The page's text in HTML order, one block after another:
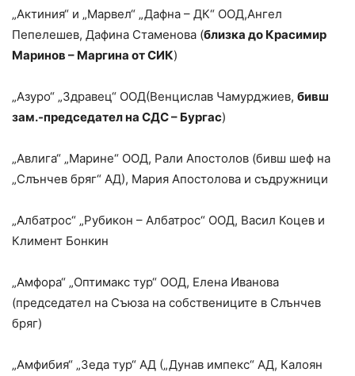
„Актиния“ и „Марвел“ „Дафна – ДК“ ООД,Ангел
Пепелешев, Дафина Стаменова (близка до Красимир
Маринов – Маргина от СИК)
„Азуро“ „Здравец“ ООД(Венцислав Чамурджиев, бивш
зам.-председател на СДС – Бургас)
„Авлига“ „Марине“ ООД, Рали Апостолов (бивш шеф на
„Слънчев бряг“ АД), Мария Апостолова и съдружници
„Албатрос“ „Рубикон – Албатрос“ ООД, Васил Коцев и
Климент Бонкин
„Амфора“ „Оптимакс тур“ ООД, Елена Иванова
(председател на Съюза на собствениците в Слънчев
бряг)
„Амфибия“ „Зеда тур“ АД („Дунав импекс“ АД, Калоян